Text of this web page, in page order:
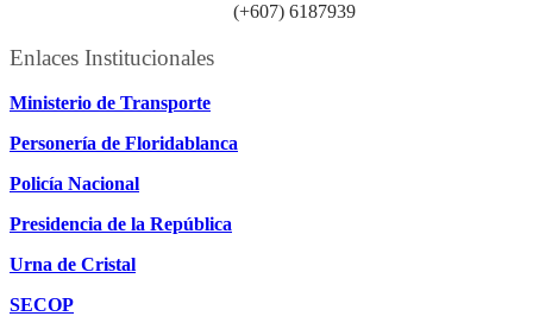
(+607) 6187939
Enlaces Institucionales
Ministerio de Transporte
Personería de Floridablanca
Policía Nacional
Presidencia de la República
Urna de Cristal
SECOP